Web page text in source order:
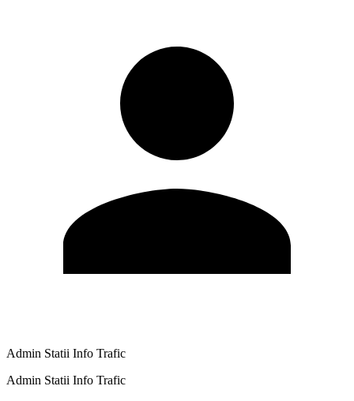
Admin Statii Info Trafic
Admin Statii Info Trafic